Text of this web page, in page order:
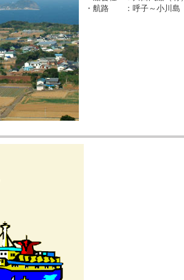
・航路 ：呼子～小川島